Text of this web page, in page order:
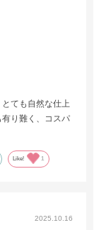
ても自然な仕上
り難く、コスパ
Like! 1
2025.10.16